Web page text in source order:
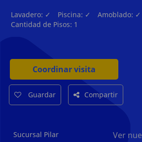
Lavadero: ✓ Piscina: ✓ Amoblado: ✓
Cantidad de Pisos: 1
Coordinar visita
Guardar Compartir
Sucursal Pilar
Ver